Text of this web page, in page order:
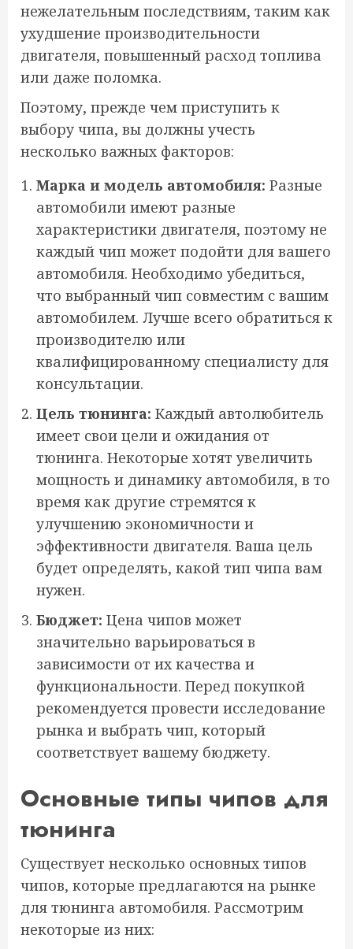
нежелательным последствиям, таким как
ухудшение производительности
двигателя, повышенный расход топлива
или даже поломка.
Поэтому, прежде чем приступить к
выбору чипа, вы должны учесть
несколько важных факторов:
Марка и модель автомобиля: Разные
автомобили имеют разные
характеристики двигателя, поэтому не
каждый чип может подойти для вашего
автомобиля. Необходимо убедиться,
что выбранный чип совместим с вашим
автомобилем. Лучше всего обратиться к
производителю или
квалифицированному специалисту для
консультации.
Цель тюнинга: Каждый автолюбитель
имеет свои цели и ожидания от
тюнинга. Некоторые хотят увеличить
мощность и динамику автомобиля, в то
время как другие стремятся к
улучшению экономичности и
эффективности двигателя. Ваша цель
будет определять, какой тип чипа вам
нужен.
Бюджет: Цена чипов может
значительно варьироваться в
зависимости от их качества и
функциональности. Перед покупкой
рекомендуется провести исследование
рынка и выбрать чип, который
соответствует вашему бюджету.
Основные типы чипов для
тюнинга
Существует несколько основных типов
чипов, которые предлагаются на рынке
для тюнинга автомобиля. Рассмотрим
некоторые из них: